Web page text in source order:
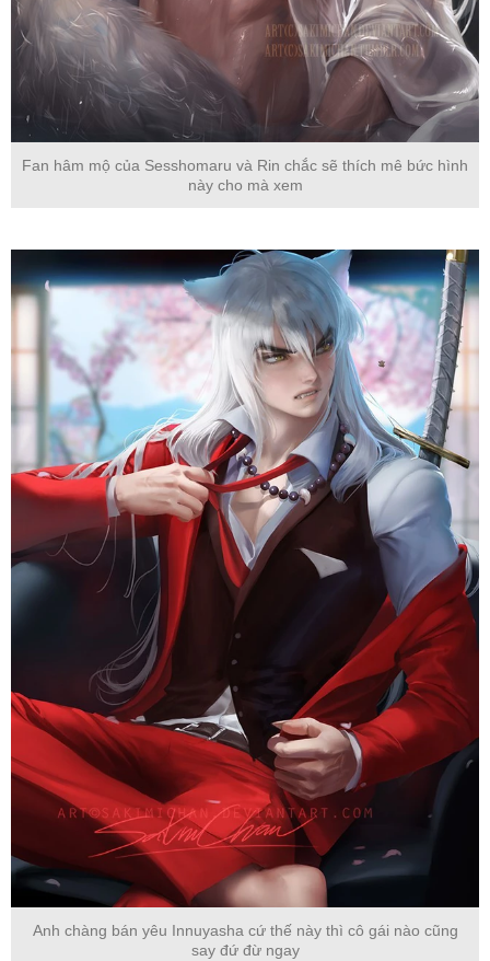
Fan hâm mộ của Sesshomaru và Rin chắc sẽ thích mê bức hình
này cho mà xem
Anh chàng bán yêu Innuyasha cứ thế này thì cô gái nào cũng
say đứ đừ ngay